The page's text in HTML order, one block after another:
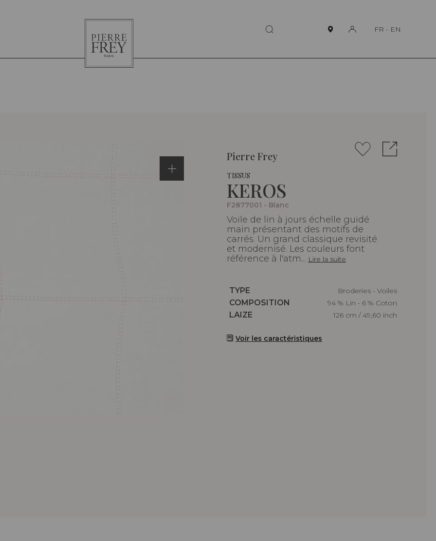
Pierre
Frey
FR - EN
Pierre Frey
TISSUS
KEROS
F2877001 - Blanc
Voile de lin à jours échelle guidé
main présentant des motifs de
carrés. Un grand classique revisité
et modernisé. Les couleurs font
référence à l'atm... Lire la suite
Caractéristiques
TYPE
Broderies - Voiles
Caractéristiques
COMPOSITION
94 % Lin - 6 % Coton
Caractéristiques
LAIZE 126 cm / 49,60 inch
Voir les caractéristiques